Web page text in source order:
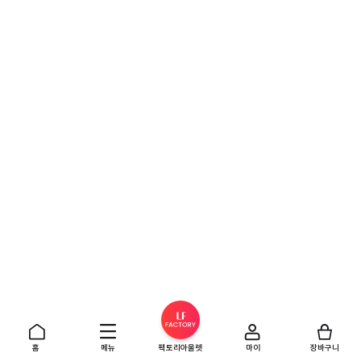
홈 메뉴 팩토리아울렛 마이 장바구니